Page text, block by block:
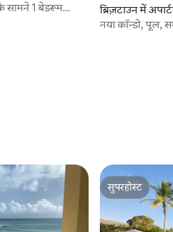
सामने 1 बेडरूम
ब्रिज़टाउन में
नया कॉन्डो, पूल,
सुपरहोस्ट
सुपरहोस्ट